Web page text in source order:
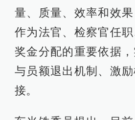
量、质量、效率和效
作为法官、检察官任
奖金分配的重要依据
与员额退出机制、激
接。